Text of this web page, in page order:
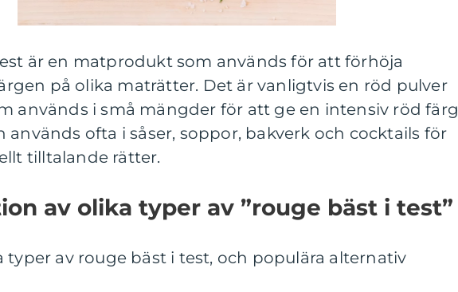
är en matprodukt som används för att förhöja
på olika maträtter. Det är vanligtvis en röd pulver
används i små mängder för att ge en intensiv röd färg
används ofta i såser, soppor, bakverk och cocktails för
tilltalande rätter.
av olika typer av ”rouge bäst i test”
typer av rouge bäst i test, och populära alternativ